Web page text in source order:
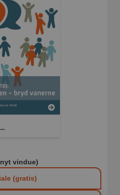
vindue)
(gratis)